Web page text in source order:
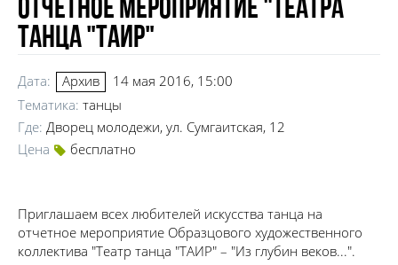
Отчетное мероприятие "Театра
танца "ТАИР"
Дата: Архив
14 мая 2016, 15:00
Тематика: танцы
Где: Дворец молодежи, ул. Сумгаитская, 12
Цена
бесплатно
Приглашаем всех любителей искусства танца на
отчетное мероприятие Образцового художественного
коллектива "Театр танца "ТАИР" – "Из глубин веков...".